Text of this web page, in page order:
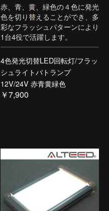
赤、青、黄、緑色の４色に発光
色を切り替えることができ、多
彩なフラッシュパターンにより
1台4役で活躍します。
4色発光切替LED回転灯/フラッ
シュライトパトランプ
12V/24V 赤青黄緑色
￥7,900